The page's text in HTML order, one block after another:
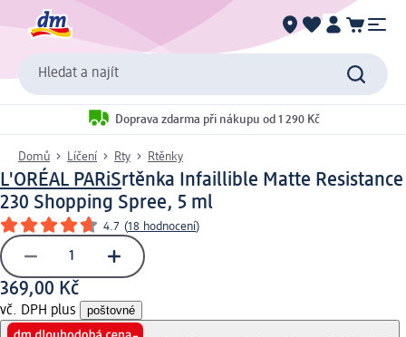
Hledat a najít
Doprava zdarma při nákupu od 1 290 Kč
Domů Líčení Rty Rtěnky
L'ORÉAL PARiSrtěnka Infaillible Matte Resistance
230 Shopping Spree, 5 ml
4.7 (18 hodnocení)
369,00 Kč
vč. DPH plus poštovné